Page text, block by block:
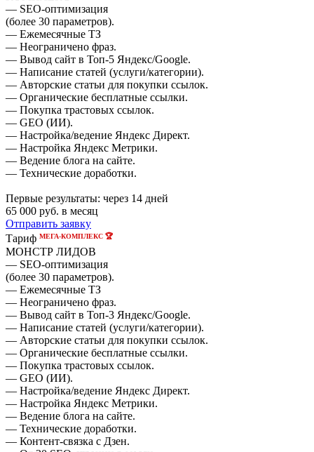
— SEO-оптимизация
(более 30 параметров).
— Ежемесячные ТЗ
— Неограничено фраз.
— Вывод сайт в Топ-5 Яндекс/Google.
— Написание статей (услуги/категории).
— Авторские статьи для покупки ссылок.
— Органические бесплатные ссылки.
— Покупка трастовых ссылок.
— GEO (ИИ).
— Настройка/ведение Яндекс Директ.
— Настройка Яндекс Метрики.
— Ведение блога на сайте.
— Технические доработки.
Первые результаты: через 14 дней
65 000 руб. в месяц
Отправить заявку
Тариф МЕГА-КОМПЛЕКС 🏆
МОНСТР ЛИДОВ
— SEO-оптимизация
(более 30 параметров).
— Ежемесячные ТЗ
— Неограничено фраз.
— Вывод сайт в Топ-3 Яндекс/Google.
— Написание статей (услуги/категории).
— Авторские статьи для покупки ссылок.
— Органические бесплатные ссылки.
— Покупка трастовых ссылок.
— GEO (ИИ).
— Настройка/ведение Яндекс Директ.
— Настройка Яндекс Метрики.
— Ведение блога на сайте.
— Технические доработки.
— Контент-связка с Дзен.